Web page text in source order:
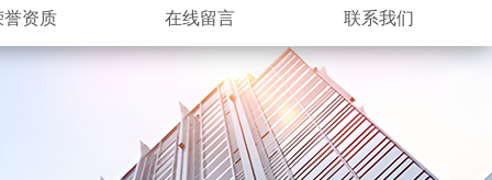
誉资质 在线留言 联系我们